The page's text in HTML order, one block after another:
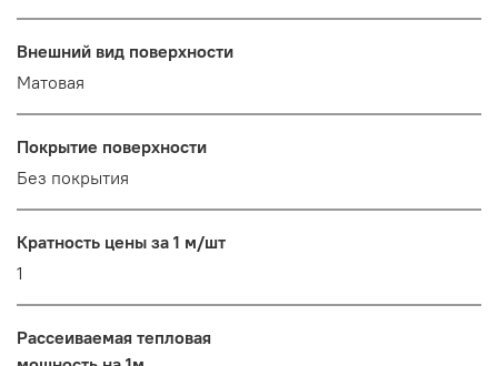
Внешний вид поверхности
Матовая
Покрытие поверхности
Без покрытия
Кратность цены за 1 м/шт
1
Рассеиваемая тепловая